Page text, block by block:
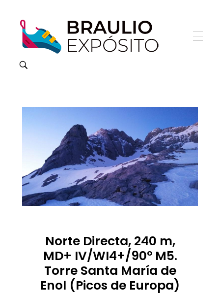
Norte Directa, 240 m,
MD+ IV/WI4+/90º M5.
Torre Santa María de
Enol (Picos de Europa)